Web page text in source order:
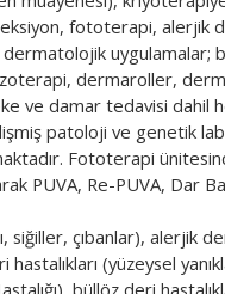
fototerapi, alerjik
uygulamalar;
dermaroller,
ve damar tedavisi
patoloji ve genetik
Fototerapi
PUVA, Re-PUVA, Dar
siğiller, çıbanlar), alerjik
(yüzeysel
büllöz deri